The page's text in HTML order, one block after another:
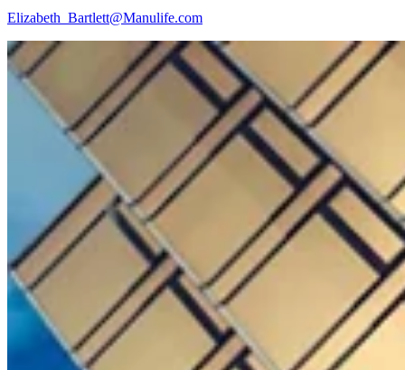
Elizabeth_Bartlett@Manulife.com